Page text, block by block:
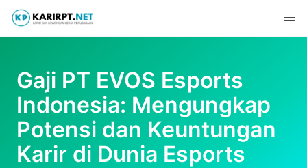
Skip
content
Gaji PT EVOS Esports
Indonesia: Mengungkap
Potensi dan Keuntungan
Karir di Dunia Esports